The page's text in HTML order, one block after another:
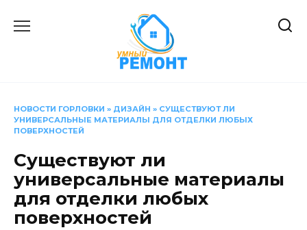
НОВОСТИ ГОРЛОВКИ » ДИЗАЙН » СУЩЕСТВУЮТ ЛИ
УНИВЕРСАЛЬНЫЕ МАТЕРИАЛЫ ДЛЯ ОТДЕЛКИ ЛЮБЫХ
ПОВЕРХНОСТЕЙ
Существуют ли
универсальные материалы
для отделки любых
поверхностей